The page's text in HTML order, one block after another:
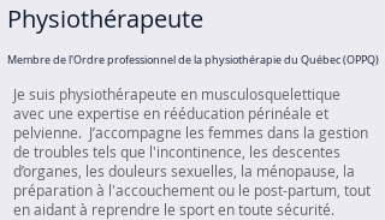
Physiothérapeute
Membre de l'Ordre professionnel de la physiothérapie du Québec (OPPQ)
Je suis physiothérapeute en musculosquelettique
avec une expertise en rééducation périnéale et
pelvienne. J’accompagne les femmes dans la gestion
de troubles tels que l'incontinence, les descentes
d’organes, les douleurs sexuelles, la ménopause, la
préparation à l'accouchement ou le post-partum, tout
en aidant à reprendre le sport en toute sécurité.